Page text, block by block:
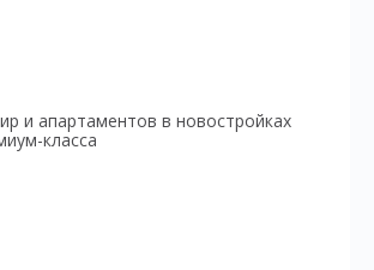
и апартаментов в новостройках
класса